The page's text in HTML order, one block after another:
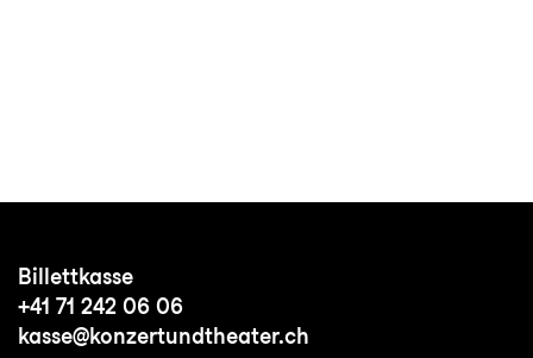
Billettkasse
+41 71 242 06 06
kasse@konzertundtheater.ch